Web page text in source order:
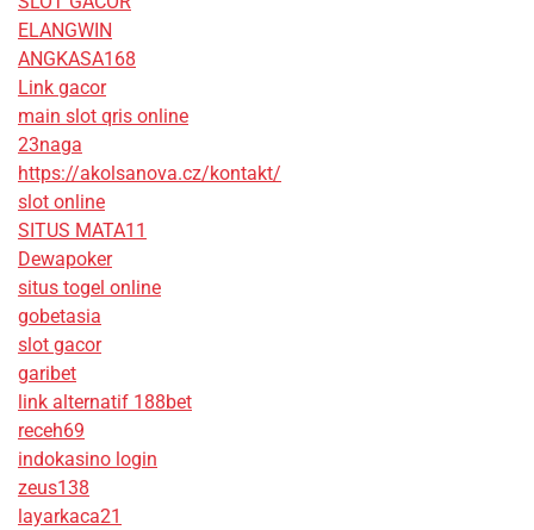
ELANGWIN
ANGKASA168
Link gacor
main slot qris online
23naga
https://akolsanova.cz/kontakt/
slot online
SITUS MATA11
Dewapoker
situs togel online
gobetasia
slot gacor
garibet
link alternatif 188bet
receh69
indokasino login
zeus138
layarkaca21